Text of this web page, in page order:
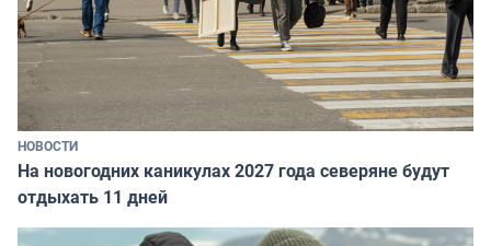
НОВОСТИ
На новогодних каникулах 2027 года северяне будут
отдыхать 11 дней